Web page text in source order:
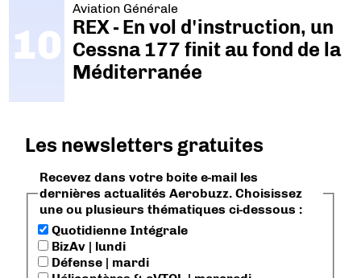
Aviation Générale
REX - En vol d'instruction, un
Cessna 177 finit au fond de la
Méditerranée
Les newsletters gratuites
Recevez dans votre boite e-mail les
dernières actualités Aerobuzz. Choisissez
une ou plusieurs thématiques ci-dessous :
Quotidienne Intégrale
BizAv | lundi
Défense | mardi